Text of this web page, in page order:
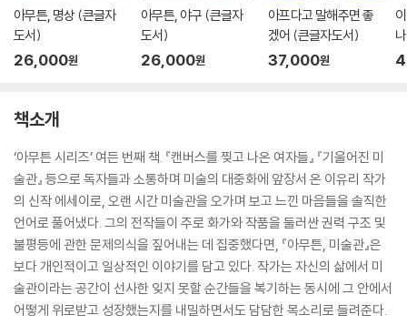
아무튼, 명상 (큰글자
도서)
26,000원
아무튼, 야구 (큰글자
도서)
26,000원
아프다고 말해주면 좋
겠어 (큰글자도서)
37,000원
책소개
‘아무튼 시리즈’ 여든 번째 책. 『캔버스를 찢고 나온 여자들』 『기울어진 미
술관』 등으로 독자들과 소통하며 미술의 대중화에 앞장서 온 이유리 작가
의 신작 에세이로, 오랜 시간 미술관을 오가며 보고 느낀 마음들을 솔직한
언어로 풀어냈다. 그의 전작들이 주로 화가와 작품을 둘러싼 권력 구조 및
불평등에 관한 문제의식을 짚어내는 데 집중했다면, 『아무튼, 미술관』은
보다 개인적이고 일상적인 이야기를 담고 있다. 작가는 자신의 삶에서 미
술관이라는 공간이 선사한 잊지 못할 순간들을 복기하는 동시에 그 안에서
어떻게 위로받고 성장했는지를 내밀하면서도 담담한 목소리로 들려준다.